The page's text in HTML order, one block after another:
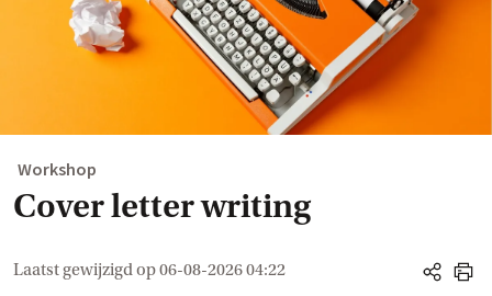
Workshop
Cover letter writing
Laatst gewijzigd op06-08-2026 04:22
share
print